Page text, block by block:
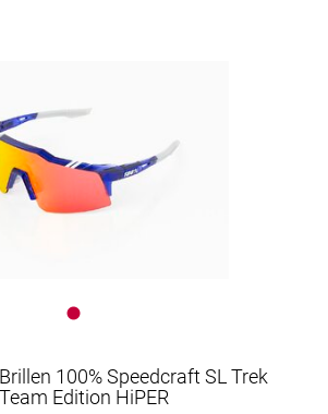
100% Speedcraft SL Trek
Team Edition HiPER